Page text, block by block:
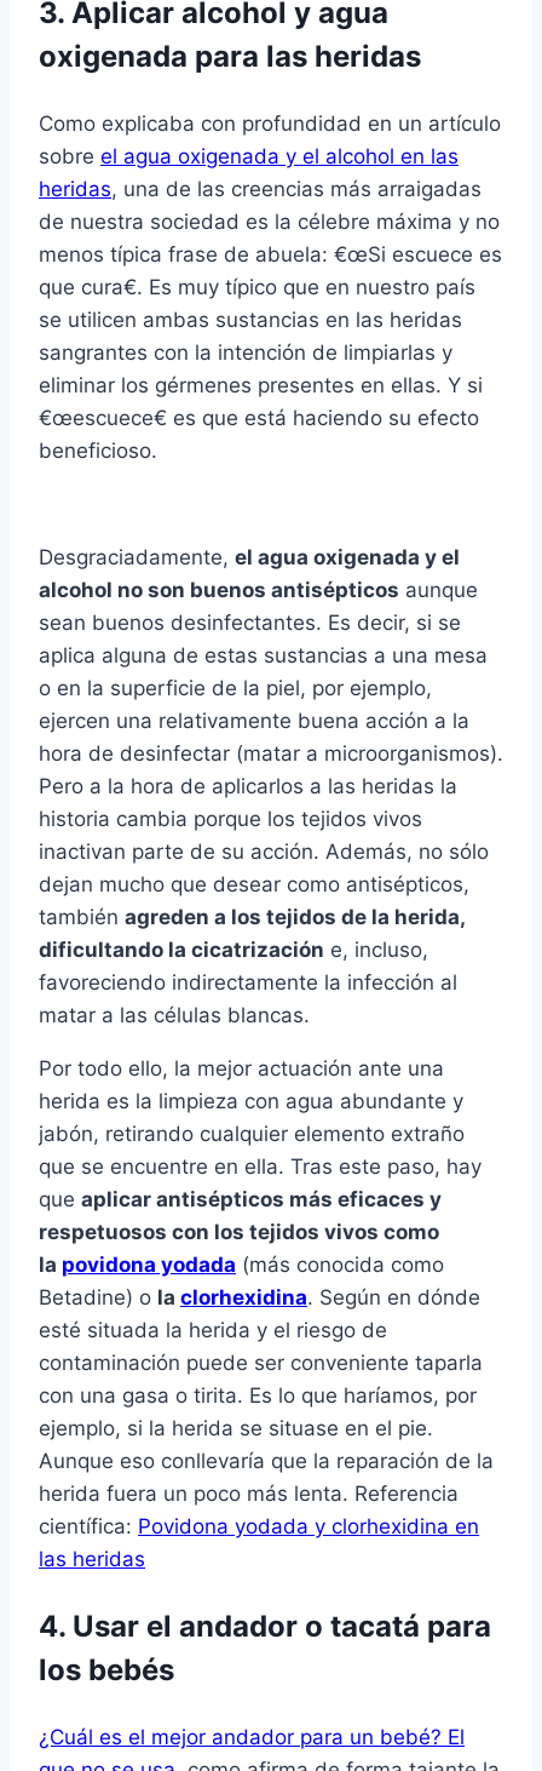
3. Aplicar alcohol y agua
oxigenada para las heridas
Como explicaba con profundidad en un artí­culo
sobre el agua oxigenada y el alcohol en las
heridas, una de las creencias más arraigadas
de nuestra sociedad es la célebre máxima y no
menos tí­pica frase de abuela: €œSi escuece es
que cura€. Es muy tí­pico que en nuestro paí­s
se utilicen ambas sustancias en las heridas
sangrantes con la intención de limpiarlas y
eliminar los gérmenes presentes en ellas. Y si
€œescuece€ es que está haciendo su efecto
beneficioso.
Desgraciadamente, el agua oxigenada y el
alcohol no son buenos antisépticos aunque
sean buenos desinfectantes. Es decir, si se
aplica alguna de estas sustancias a una mesa
o en la superficie de la piel, por ejemplo,
ejercen una relativamente buena acción a la
hora de desinfectar (matar a microorganismos).
Pero a la hora de aplicarlos a las heridas la
historia cambia porque los tejidos vivos
inactivan parte de su acción. Además, no sólo
dejan mucho que desear como antisépticos,
también agreden a los tejidos de la herida,
dificultando la cicatrización e, incluso,
favoreciendo indirectamente la infección al
matar a las células blancas.
Por todo ello, la mejor actuación ante una
herida es la limpieza con agua abundante y
jabón, retirando cualquier elemento extraño
que se encuentre en ella. Tras este paso, hay
que aplicar antisépticos más eficaces y
respetuosos con los tejidos vivos como
la povidona yodada (más conocida como
Betadine) o la clorhexidina. Según en dónde
esté situada la herida y el riesgo de
contaminación puede ser conveniente taparla
con una gasa o tirita. Es lo que harí­amos, por
ejemplo, si la herida se situase en el pie.
Aunque eso conllevarí­a que la reparación de la
herida fuera un poco más lenta. Referencia
cientí­fica: Povidona yodada y clorhexidina en
las heridas
4. Usar el andador o tacatá para
los bebés
¿Cuál es el mejor andador para un bebé? El